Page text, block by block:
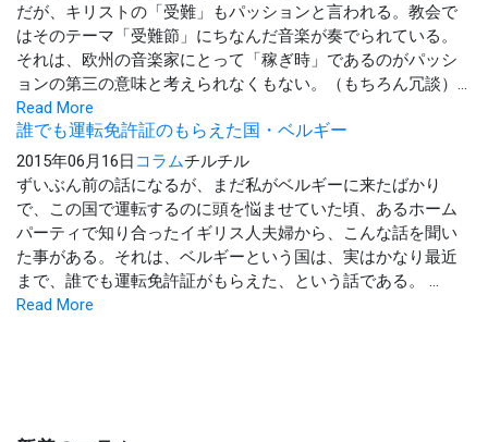
だが、キリストの「受難」もパッションと言われる。教会で
はそのテーマ「受難節」にちなんだ音楽が奏でられている。
それは、欧州の音楽家にとって「稼ぎ時」であるのがパッシ
ョンの第三の意味と考えられなくもない。（もちろん冗談）...
Read More
誰でも運転免許証のもらえた国・ベルギー
2015年06月16日 コラムチルチル
ずいぶん前の話になるが、まだ私がベルギーに来たばかり
で、この国で運転するのに頭を悩ませていた頃、あるホーム
パーティで知り合ったイギリス人夫婦から、こんな話を聞い
た事がある。それは、ベルギーという国は、実はかなり最近
まで、誰でも運転免許証がもらえた、という話である。 ...
Read More